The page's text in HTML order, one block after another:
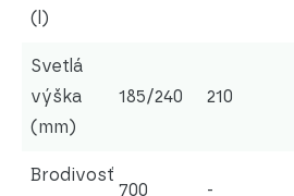
(l)
Svetlá
výška
(mm)
185/240 210
Brodivosť
700 -